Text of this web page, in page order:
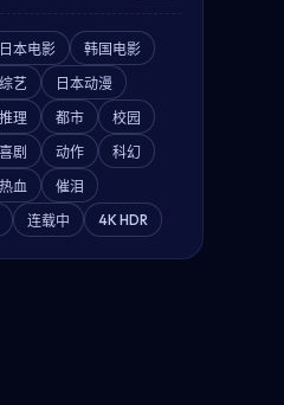
日本电影
韩国电影
艺
日本动漫
推理 都市
校园
喜剧 动作
科幻
热血
催泪
连载中 4K HDR